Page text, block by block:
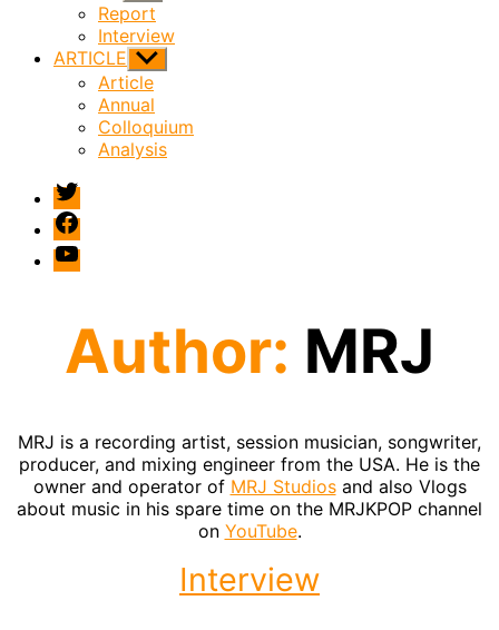
sub
menu
Report
Interview
ARTICLE Show
sub
menu
Article
Annual
Colloquium
Analysis
twitter
facebook
Youtube
Author: MRJ
MRJ is a recording artist, session musician, songwriter,
producer, and mixing engineer from the USA. He is the
owner and operator of MRJ Studiosand also Vlogs
about music in his spare time on the MRJKPOP channel
on YouTube.
Categories
Interview